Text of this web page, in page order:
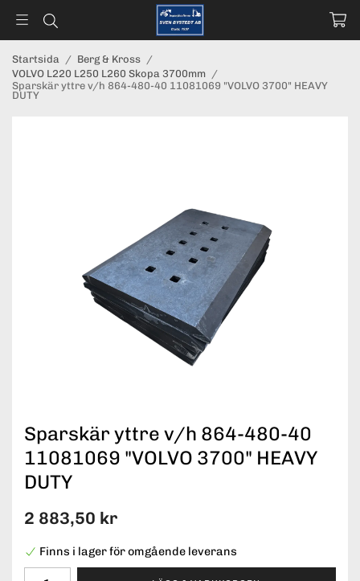
Startsida / Berg & Kross /
VOLVO L220 L250 L260 Skopa 3700mm /
Sparskär yttre v/h 864-480-40 11081069 "VOLVO 3700" HEAVY
DUTY
Sparskär yttre v/h 864-480-40
11081069 "VOLVO 3700" HEAVY
DUTY
2 883,50 kr
Finns i lager för omgående leverans